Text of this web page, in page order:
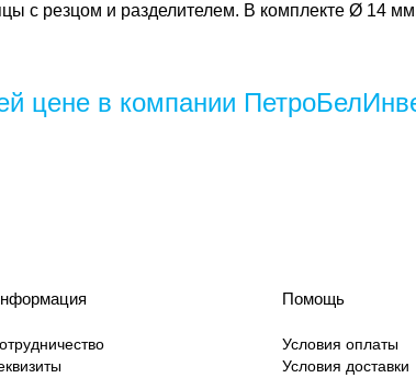
с резцом и разделителем. В комплекте Ø 14
цене в компании
Помощь
Условия оплаты
Условия доставки